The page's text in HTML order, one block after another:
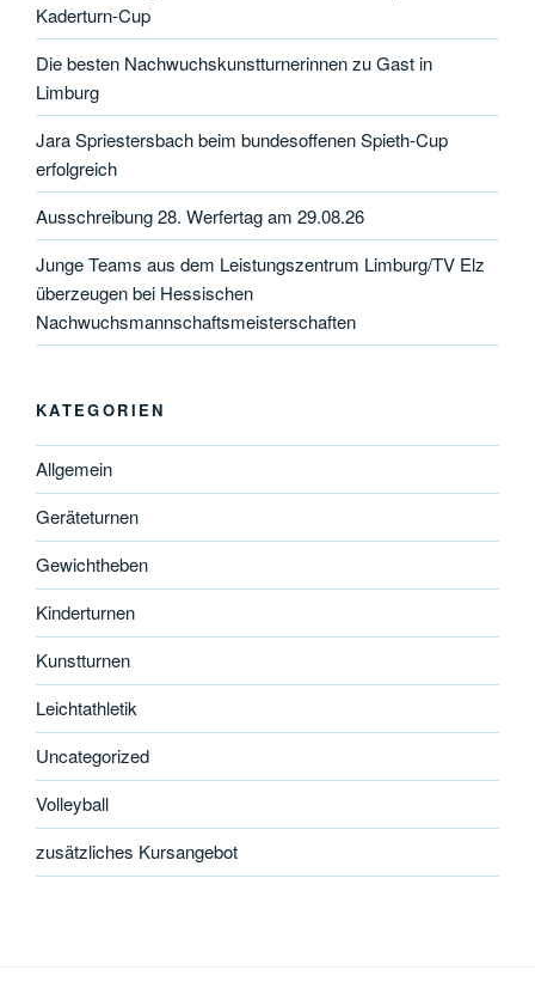
Kaderturn-Cup
Die besten Nachwuchskunstturnerinnen zu Gast in
Limburg
Jara Spriestersbach beim bundesoffenen Spieth-Cup
erfolgreich
Ausschreibung 28. Werfertag am 29.08.26
Junge Teams aus dem Leistungszentrum Limburg/TV Elz
überzeugen bei Hessischen
Nachwuchsmannschaftsmeisterschaften
KATEGORIEN
Allgemein
Geräteturnen
Gewichtheben
Kinderturnen
Kunstturnen
Leichtathletik
Uncategorized
Volleyball
zusätzliches Kursangebot